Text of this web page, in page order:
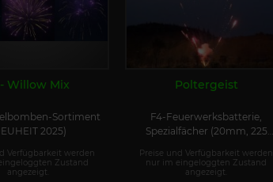
Willow Mix
Sortiment
2025)
Verfügbarkeit werden
Zustand
angezeigt.
Poltergeist
F4-Feuerwerksbatterie,
Spezialfächer (20mm, 225
Preise und Verfügbarkeit werden
nur im eingeloggten Zustand
angezeigt.